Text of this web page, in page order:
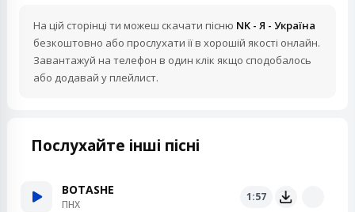
На цій сторінці ти можеш скачати пісню NK - Я - Україна
безкоштовно або прослухати її в хорошій якості онлайн.
Завантажуй на телефон в один клік якщо сподобалось
або додавай у плейлист.
Послухайте інші пісні
BOTASHE
ПНХ
1:57